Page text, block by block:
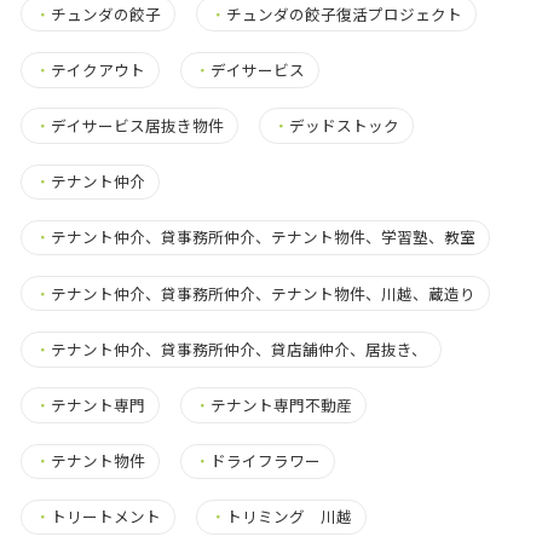
・ チュンダの餃子 ・ チュンダの餃子復活プロジェクト
・ テイクアウト ・ デイサービス
・ デイサービス居抜き物件 ・ デッドストック
・ テナント仲介
・ テナント仲介、貸事務所仲介、テナント物件、学習塾、教室
・ テナント仲介、貸事務所仲介、テナント物件、川越、蔵造り
・ テナント仲介、貸事務所仲介、貸店舗仲介、居抜き、
・ テナント専門 ・ テナント専門不動産
・ テナント物件 ・ ドライフラワー
・ トリートメント ・ トリミング 川越